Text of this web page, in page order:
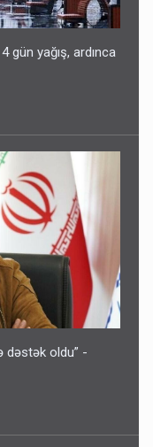
gün yağış, ardınca
dəstək oldu” -